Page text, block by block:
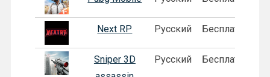
Next RP Русский Бесплатная
Sniper 3D
Русский Бесплатная